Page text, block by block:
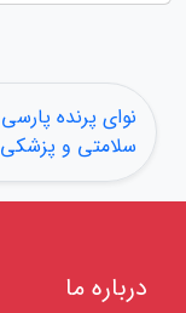
نوای پرنده پارسی
سلامتی و پزشکی
درباره ما